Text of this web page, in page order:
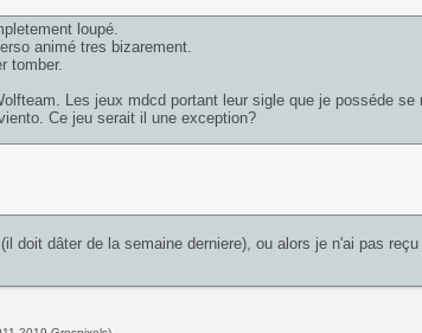
loupé.
animé tres bizarement.
tomber.
Les jeux mdcd portant leur sigle que je posséde se
Ce jeu serait il une exception?
doit dâter de la semaine derniere), ou alors je n'ai pas